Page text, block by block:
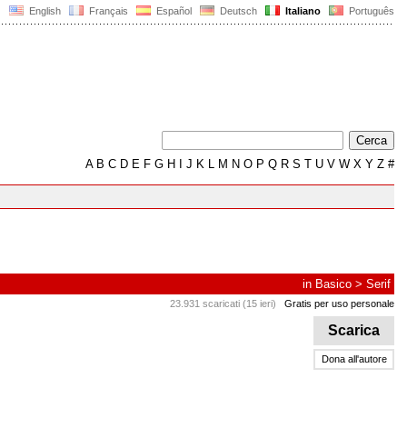
English Français Español Deutsch Italiano Português
AB C D E F G H J K L M N O P Q R S T U V W X Y Z #
in Basico > Serif
23.931 scaricati (15 ieri) Gratis per uso personale
Scarica
Dona all'autore